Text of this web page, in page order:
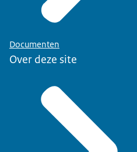
Documenten
Over deze site